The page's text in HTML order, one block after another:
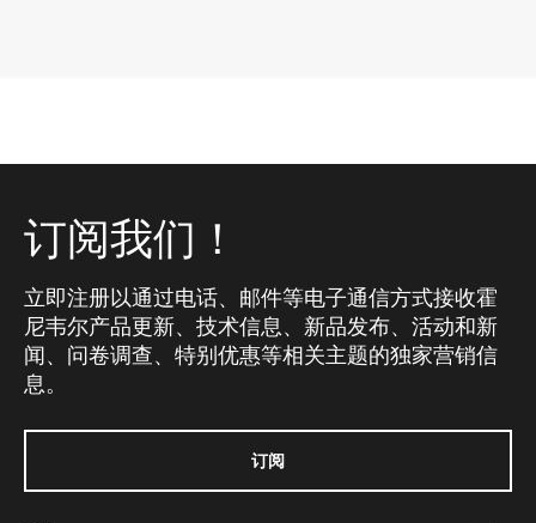
订阅我们！
立即注册以通过电话、邮件等电子通信方式接收霍
尼韦尔产品更新、技术信息、新品发布、活动和新
闻、问卷调查、特别优惠等相关主题的独家营销信
息。
订阅